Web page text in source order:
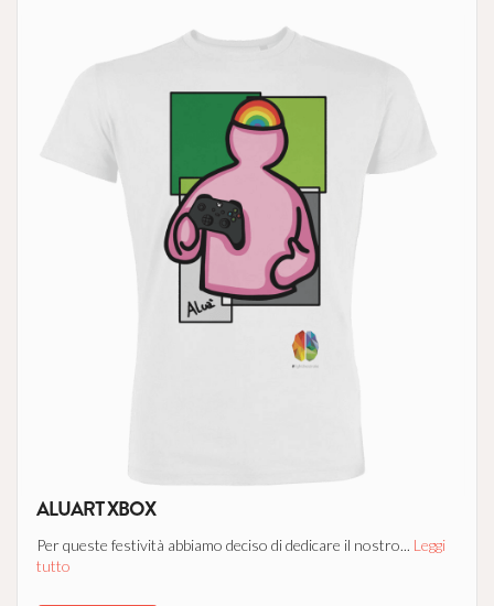
ALUART XBOX
Per queste festività abbiamo deciso di dedicare il nostro... Leggi
tutto